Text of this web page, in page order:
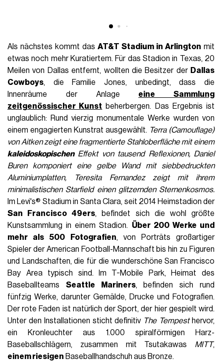
Als nächstes kommt das AT&T Stadium in Arlington mit
etwas noch mehr Kuratiertem. Für das Stadion in Texas, 20
Meilen von Dallas entfernt, wollten die Besitzer der Dallas
Cowboys, die Familie Jones, unbedingt, dass die
Innenräume der Anlage eine Sammlung
zeitgenössischer Kunst beherbergen. Das Ergebnis ist
unglaublich: Rund vierzig monumentale Werke wurden von
einem engagierten Kunstrat ausgewählt. Terra (Camouflage)
von Aitken zeigt eine fragmentierte Stahloberfläche mit einem
kaleidoskopischenEffekt von tausend Reflexionen, Daniel
Buren komponiert eine gelbe Wand mit siebbedruckten
Aluminiumplatten, Teresita Fernandez zeigt mit ihrem
minimalistischen Starfield einen glitzernden Sternenkosmos.
Im Levi's® Stadium in Santa Clara, seit 2014 Heimstadion der
San Francisco 49ers, befindet sich die wohl größte
Kunstsammlung in einem Stadion. Über 200 Werke und
mehr als 500 Fotografien, von Porträts großartiger
Spieler der American Football-Mannschaft bis hin zu Figuren
und Landschaften, die für die wunderschöne San Francisco
Bay Area typisch sind. Im T-Mobile Park, Heimat des
Baseballteams Seattle Mariners, befinden sich rund
fünfzig Werke, darunter Gemälde, Drucke und Fotografien.
Der rote Faden ist natürlich der Sport, der hier gespielt wird.
Unter den Installationen sticht definitiv The Tempesthervor,
ein Kronleuchter aus 1.000 spiralförmigen Harz-
Baseballschlägern, zusammen mit Tsutakawas MITT,
einem riesigen Baseballhandschuh aus Bronze.